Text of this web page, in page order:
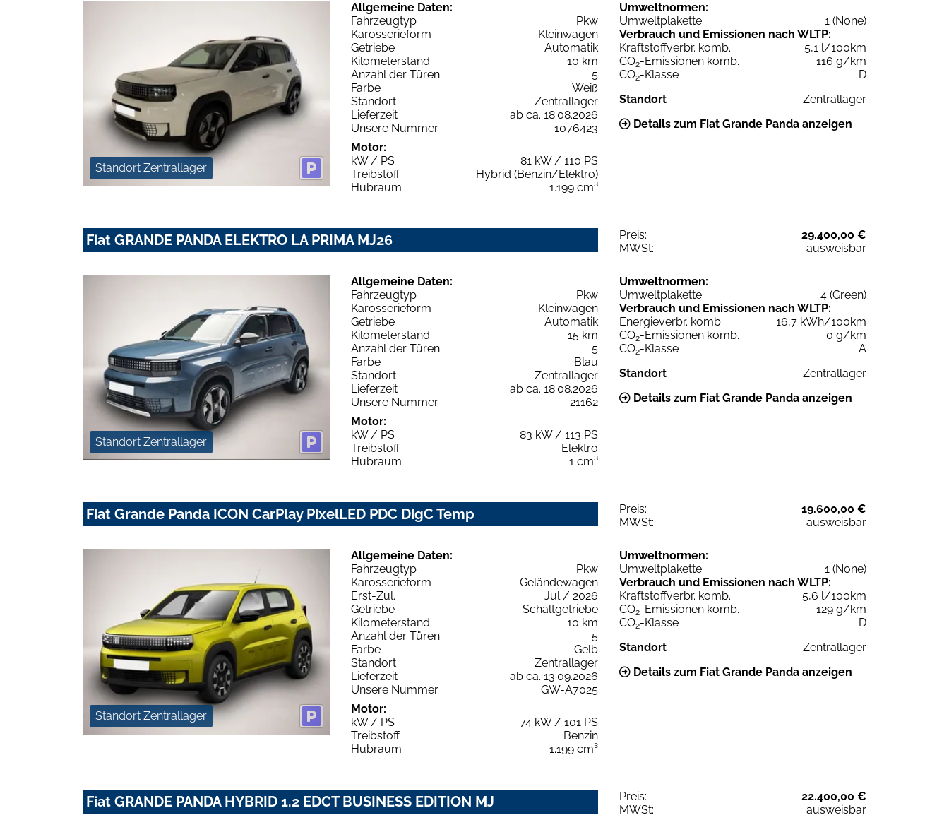
Standort Zentrallager
Allgemeine Daten:
Fahrzeugtyp
Pkw
Karosserieform
Kleinwagen
Getriebe
Automatik
Kilometerstand
10 km
Anzahl der Türen
5
Farbe
Weiß
Standort
Zentrallager
Lieferzeit
ab ca. 18.08.2026
Unsere Nummer
1076423
Motor:
kW / PS
81 kW / 110 PS
Treibstoff
Hybrid (Benzin/Elektro)
Hubraum
1.199 cm³
Umweltnormen:
Umweltplakette
1 (None)
Verbrauch und Emissionen nach WLTP:
Kraftstoffverbr. komb.
5,1 l/100km
CO2-Emissionen komb.
116 g/km
CO2-Klasse
D
Standort
Zentrallager
Details zum Fiat Grande Panda anzeigen
Fiat GRANDE PANDA ELEKTRO LA PRIMA MJ26 Preis:
29.400,00 €
MWSt:
ausweisbar
Standort Zentrallager
Allgemeine Daten:
Fahrzeugtyp
Pkw
Karosserieform
Kleinwagen
Getriebe
Automatik
Kilometerstand
15 km
Anzahl der Türen
5
Farbe
Blau
Standort
Zentrallager
Lieferzeit
ab ca. 18.08.2026
Unsere Nummer
21162
Motor:
kW / PS
83 kW / 113 PS
Treibstoff
Elektro
Hubraum
1 cm³
Umweltnormen:
Umweltplakette
4 (Green)
Verbrauch und Emissionen nach WLTP:
Energieverbr. komb.
16,7 kWh/100km
CO2-Emissionen komb.
0 g/km
CO2-Klasse
A
Standort
Zentrallager
Details zum Fiat Grande Panda anzeigen
Fiat Grande Panda ICON CarPlay PixelLED PDC DigC Temp Preis:
19.600,00 €
MWSt:
ausweisbar
Standort Zentrallager
Allgemeine Daten:
Fahrzeugtyp
Pkw
Karosserieform
Geländewagen
Erst-Zul.
Jul / 2026
Getriebe
Schaltgetriebe
Kilometerstand
10 km
Anzahl der Türen
5
Farbe
Gelb
Standort
Zentrallager
Lieferzeit
ab ca. 13.09.2026
Unsere Nummer
GW-A7025
Motor:
kW / PS
74 kW / 101 PS
Treibstoff
Benzin
Hubraum
1.199 cm³
Umweltnormen:
Umweltplakette
1 (None)
Verbrauch und Emissionen nach WLTP:
Kraftstoffverbr. komb.
5,6 l/100km
CO2-Emissionen komb.
129 g/km
CO2-Klasse
D
Standort
Zentrallager
Details zum Fiat Grande Panda anzeigen
Fiat GRANDE PANDA HYBRID 1.2 EDCT BUSINESS EDITION MJ Preis:
22.400,00 €
MWSt:
ausweisbar